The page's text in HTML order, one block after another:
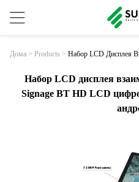
Дома > Products > Набор LCD Дисплея
Набор LCD дисплея
Signage BT HD LCD